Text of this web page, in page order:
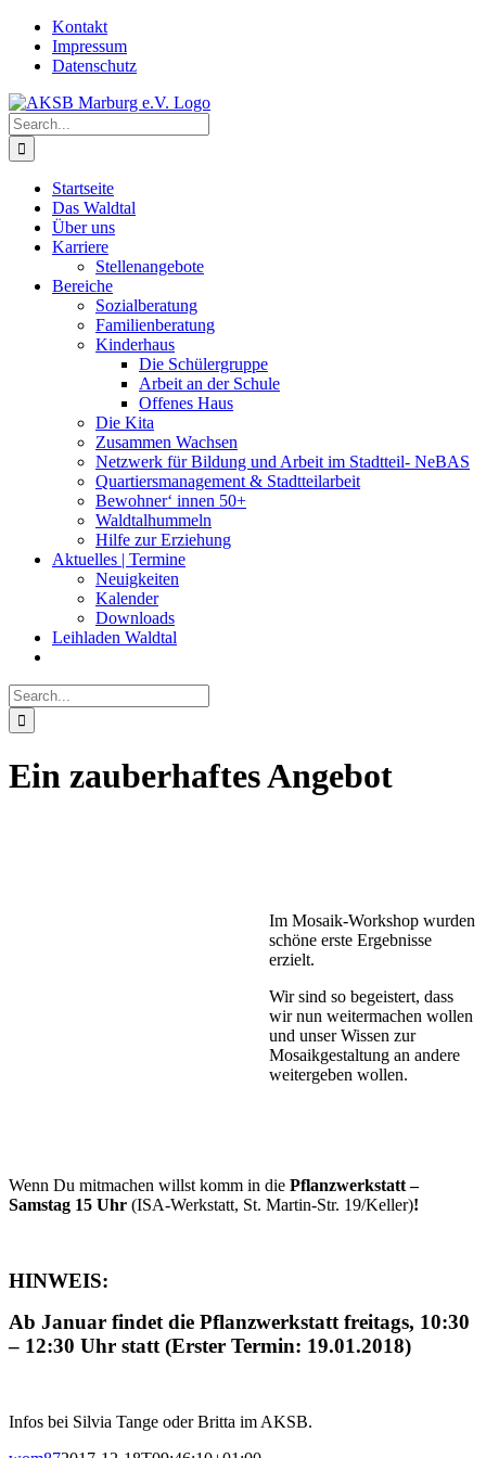
Skip
content
Kontakt
Impressum
Datenschutz
Search
for:
Startseite
Das Waldtal
Über uns
Karriere
Stellenangebote
Bereiche
Sozialberatung
Familienberatung
Kinderhaus
Die Schülergruppe
Arbeit an der Schule
Offenes Haus
Die Kita
Zusammen Wachsen
Netzwerk für Bildung und Arbeit im Stadtteil- NeBAS
Quartiersmanagement & Stadtteilarbeit
Bewohner‘ innen 50+
Waldtalhummeln
Hilfe zur Erziehung
Aktuelles | Termine
Neuigkeiten
Kalender
Downloads
Leihladen Waldtal
Search
for:
Ein zauberhaftes Angebot
Im Mosaik-Workshop wurden
schöne erste Ergebnisse
erzielt.
Wir sind so begeistert, dass
wir nun weitermachen wollen
und unser Wissen zur
Mosaikgestaltung an andere
weitergeben wollen.
Wenn Du mitmachen willst komm in die Pflanzwerkstatt –
Samstag 15 Uhr (ISA-Werkstatt, St. Martin-Str. 19/Keller)!
HINWEIS:
Ab Januar findet die Pflanzwerkstatt freitags, 10:30
– 12:30 Uhr statt (Erster Termin: 19.01.2018)
Infos bei Silvia Tange oder Britta im AKSB.